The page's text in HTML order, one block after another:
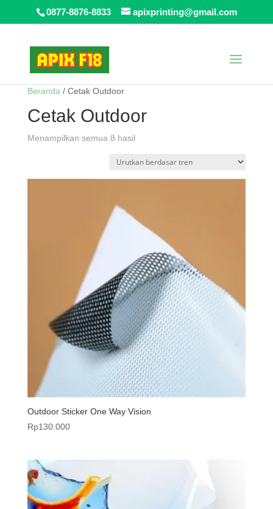
0877-8876-8833 apixprinting@gmail.com
Beranda / Cetak Outdoor
Cetak Outdoor
Menampilkan semua 8 hasilDiurutkan
popularitas
Outdoor Sticker One Way Vision
Rp130.000